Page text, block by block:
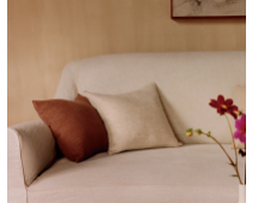
#크리스마스